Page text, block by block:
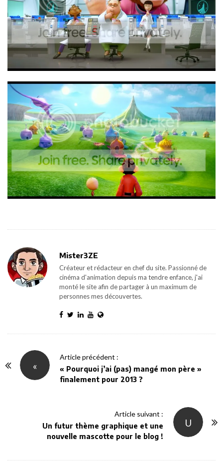
Mister3ZE
Créateur et rédacteur en chef du site. Passionné de
cinéma d'animation depuis ma tendre enfance, j'ai
monté le site afin de partager à un maximum de
personnes mes découvertes.
«
Article précédent :
« Pourquoi j’ai (pas) mangé mon père »
finalement pour 2013 ?
U
Article suivant :
Un futur thème graphique et une
nouvelle mascotte pour le blog !